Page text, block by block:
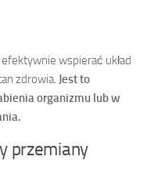
wspierać układ
zdrowia. Jest to
organizmu lub w
przemiany